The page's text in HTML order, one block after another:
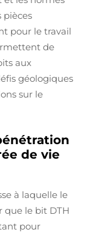
pièces
pour le travail
de
aux
géologiques
sur le
de vie
à laquelle le
que le bit DTH
pour